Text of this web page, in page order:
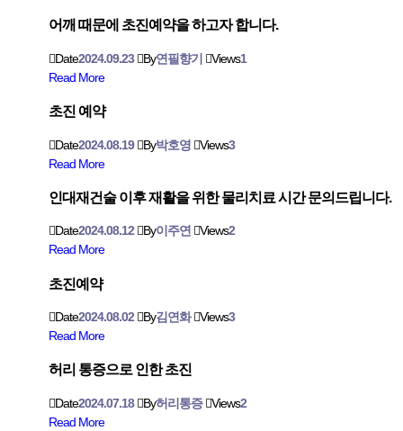
어깨 때문에 초진예약을 하고자 합니다.
Date2024.09.23 By연필향기 Views1
Read More
초진 예약
Date2024.08.19 By박호영 Views3
Read More
인대재건술 이후 재활을 위한 물리치료 시간 문의드립니다.
Date2024.08.12 By이주연 Views2
Read More
초진예약
Date2024.08.02 By김연화 Views3
Read More
허리 통증으로 인한 초진
Date2024.07.18 By허리통증 Views2
Read More